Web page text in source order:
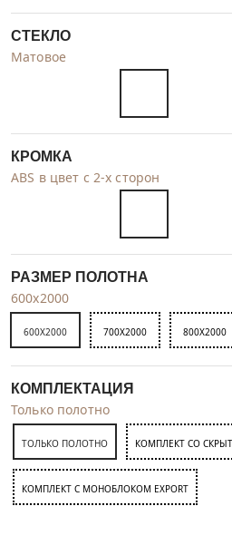
СТЕКЛО
Матовое
КРОМКА
ABS в цвет с 2-х сторон
РАЗМЕР ПОЛОТНА
600x2000
600X2000 700X2000 800X2000
КОМПЛЕКТАЦИЯ
Только полотно
ТОЛЬКО ПОЛОТНО КОМПЛЕКТ СО
КОМПЛЕКТ C МОНОБЛОКОМ EXPORT